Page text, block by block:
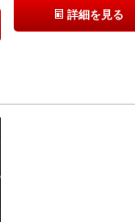
詳細を見る